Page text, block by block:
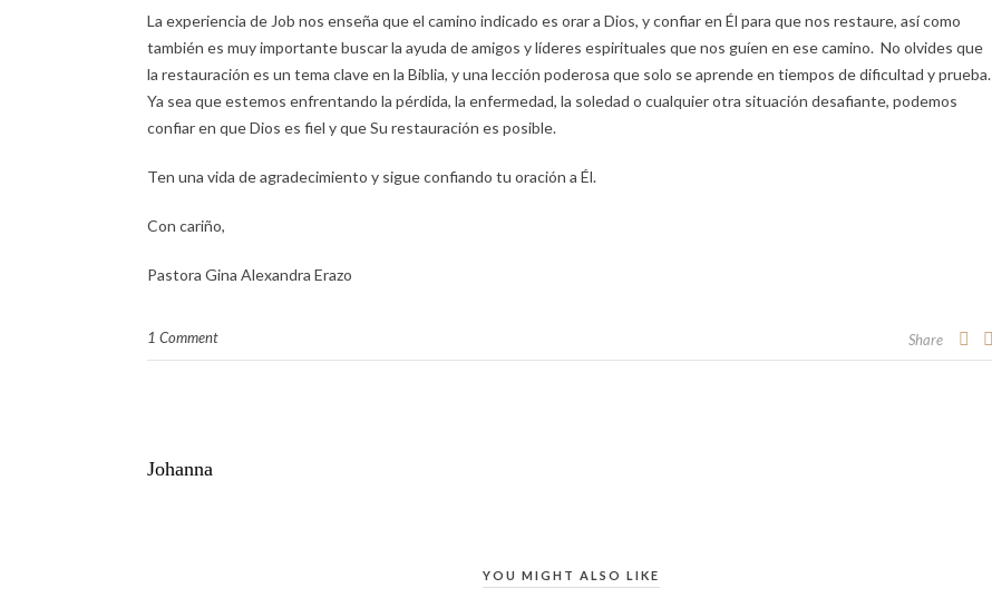
La experiencia de Job nos enseña que el camino indicado es orar a Dios, y confiar en Él para que nos restaure, así como
también es muy importante buscar la ayuda de amigos y líderes espirituales que nos guíen en ese camino. No olvides que
la restauración es un tema clave en la Biblia, y una lección poderosa que solo se aprende en tiempos de dificultad y prueba.
Ya sea que estemos enfrentando la pérdida, la enfermedad, la soledad o cualquier otra situación desafiante, podemos
confiar en que Dios es fiel y que Su restauración es posible.
Ten una vida de agradecimiento y sigue confiando tu oración a Él.
Con cariño,
Pastora Gina Alexandra Erazo
1 Comment Share
Johanna
YOU MIGHT ALSO LIKE